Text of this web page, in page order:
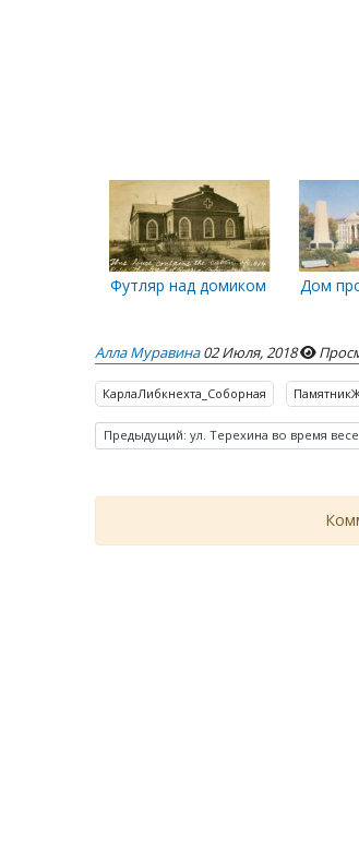
Футляр над домиком ПетраДом
Алла Муравина 02 Июля, 2018
КарлаЛибкнехта_Соборная
Предыдущий: ул. Терехина во время